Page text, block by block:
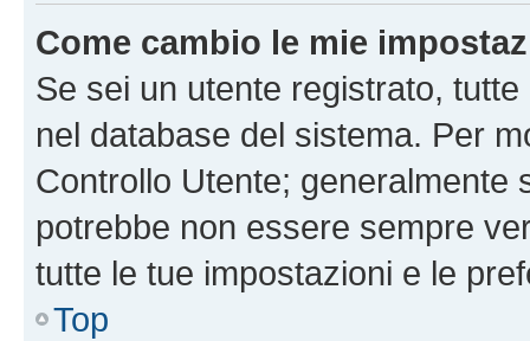
Come cambio le mie
Se sei un utente registrato,
nel database del sistema. Per
Controllo Utente; generalmente
potrebbe non essere sempre
tutte le tue impostazioni e le
Top